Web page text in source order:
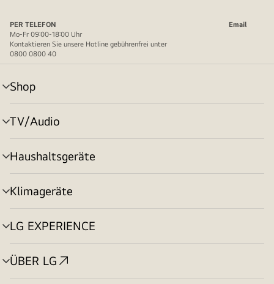
PER TELEFON
Email
Mo-Fr 09:00-18:00 Uhr
Kontaktieren Sie unsere Hotline gebührenfrei unter
0800 0800 40
Shop
Menü
umschalten
TV/Audio
Menü
umschalten
Haushaltsgeräte
Menü
umschalten
Klimageräte
Menü
umschalten
LG EXPERIENCE
Menü
umschalten
ÜBER LG
Menü
umschalten